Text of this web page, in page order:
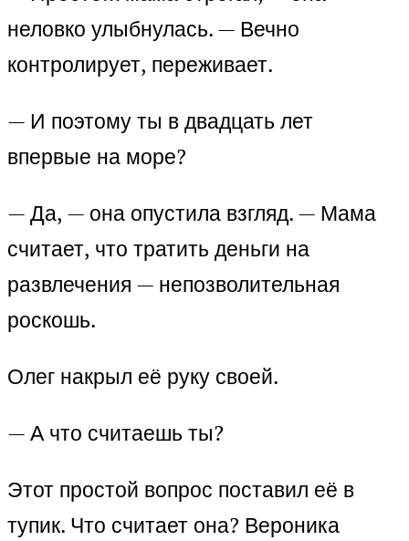
неловко улыбнулась. — Вечно
контролирует, переживает.
— И поэтому ты в двадцать лет
впервые на море?
— Да, — она опустила взгляд. — Мама
считает, что тратить деньги на
развлечения — непозволительная
роскошь.
Олег накрыл её руку своей.
— А что считаешь ты?
Этот простой вопрос поставил её в
тупик. Что считает она? Вероника